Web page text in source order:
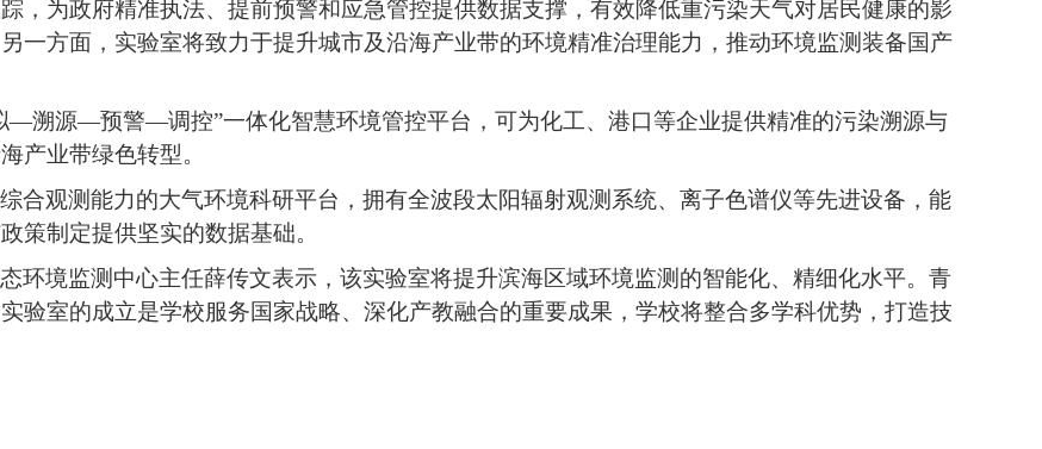
，为政府精准执法、提前预警和应急管控提供数据支撑，有效降低重污染天气对居民健康的影
一方面，实验室将致力于提升城市及沿海产业带的环境精准治理能力，推动环境监测装备国产
—溯源—预警—调控”一体化智慧环境管控平台，可为化工、港口等企业提供精准的污染溯源与
产业带绿色转型。
合观测能力的大气环境科研平台，拥有全波段太阳辐射观测系统、离子色谱仪等先进设备，能
策制定提供坚实的数据基础。
环境监测中心主任薛传文表示，该实验室将提升滨海区域环境监测的智能化、精细化水平。青
验室的成立是学校服务国家战略、深化产教融合的重要成果，学校将整合多学科优势，打造技